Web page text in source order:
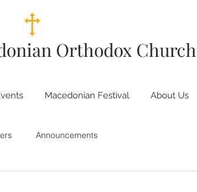
Orthodox Church
Macedonian Festival About Us
Announcements